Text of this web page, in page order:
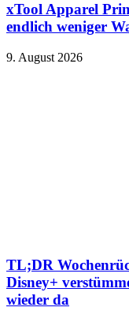
xTool Apparel
endlich weniger
9. August 2026
TL;DR
Disney+
wieder da